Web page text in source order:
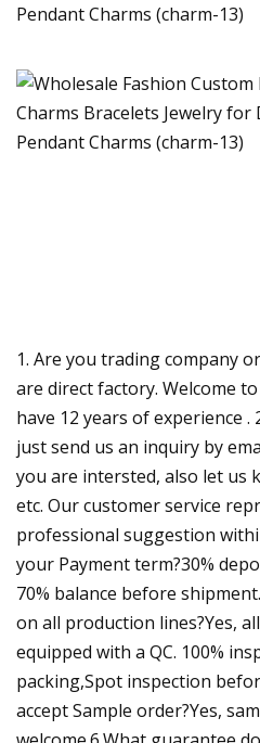
1. Are you trading company
are direct factory. Welcome
have 12 years of experience .
just send us an inquiry by
you are intersted, also let us
etc. Our customer service
professional suggestion
your Payment term?30%
70% balance before
on all production lines?Yes,
equipped with a QC. 100%
packing,Spot inspection
accept Sample order?Yes,